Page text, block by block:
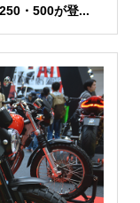
・500が登...